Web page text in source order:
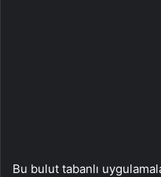
Bu bulut tabanlı